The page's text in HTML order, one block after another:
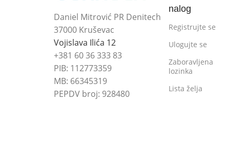
Daniel Mitrović PR Denitech
37000 Kruševac
Vojislava Ilića 12
+381 60 36 333 83
PIB: 112773359
MB: 66345319
PEPDV broj: 928480
nalog
Registrujte se
Ulogujte se
Zaboravljena
lozinka
Lista želja